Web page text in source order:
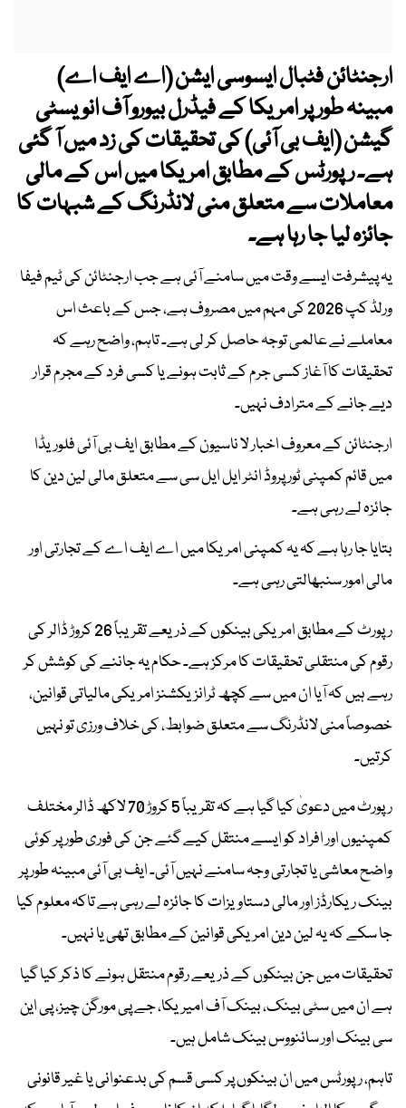
ارجنٹائن فٹبال ایسوسی ایشن(اے ایف اے)
مبینہ طور پر امریکا کے فیڈرل بیورو آف انویسٹی
گیشن(ایف بی آئی)کی تحقیقات کی زد میں آ گئی
ہے۔ رپورٹس کے مطابق امریکا میں اس کے مالی
معاملات سے متعلق منی لانڈرنگ کے شبہات کا
جائزہ لیا جا رہا ہے۔
یہ پیشرفت ایسے وقت میں سامنے آئی ہے جب ارجنٹائن کی ٹیم فیفا
ورلڈ کپ 2026 کی مہم میں مصروف ہے، جس کے باعث اس
معاملے نے عالمی توجہ حاصل کر لی ہے۔ تاہم، واضح رہے کہ
تحقیقات کا آغاز کسی جرم کے ثابت ہونے یا کسی فرد کے مجرم قرار
دیے جانے کے مترادف نہیں۔
ارجنٹائن کے معروف اخبار لا ناسیون کے مطابق ایف بی آئی فلوریڈا
میں قائم کمپنی ٹور پروڈ انٹر ایل ایل سی سے متعلق مالی لین دین کا
جائزہ لے رہی ہے۔
بتایا جا رہا ہے کہ یہ کمپنی امریکا میں اے ایف اے کے تجارتی اور
مالی امور سنبھالتی رہی ہے۔
رپورٹ کے مطابق امریکی بینکوں کے ذریعے تقریباً 26 کروڑ ڈالر کی
رقوم کی منتقلی تحقیقات کا مرکز ہے۔ حکام یہ جاننے کی کوشش کر
رہے ہیں کہ آیا ان میں سے کچھ ٹرانزیکشنز امریکی مالیاتی قوانین،
خصوصاً منی لانڈرنگ سے متعلق ضوابط، کی خلاف ورزی تو نہیں
کرتیں۔
رپورٹ میں دعویٰ کیا گیا ہے کہ تقریباً 5 کروڑ 70 لاکھ ڈالر مختلف
کمپنیوں اور افراد کو ایسے منتقل کیے گئے جن کی فوری طور پر کوئی
واضح معاشی یا تجارتی وجہ سامنے نہیں آئی۔ ایف بی آئی مبینہ طور پر
بینک ریکارڈز اور مالی دستاویزات کا جائزہ لے رہی ہے تاکہ معلوم کیا
جا سکے کہ یہ لین دین امریکی قوانین کے مطابق تھی یا نہیں۔
تحقیقات میں جن بینکوں کے ذریعے رقوم منتقل ہونے کا ذکر کیا گیا
ہے ان میں سٹی بینک، بینک آف امیریکا، جے پی مورگن چیز، پی این
سی بینک اور سائنووس بینک شامل ہیں۔
تاہم، رپورٹس میں ان بینکوں پر کسی قسم کی بدعنوانی یا غیر قانونی